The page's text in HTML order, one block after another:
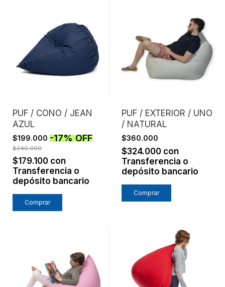
PUF / CONO / JEAN
AZUL
$199.000 -17%OFF
$240.000
$179.100 con
Transferencia o
depósito bancario
PUF / EXTERIOR / UNO
/ NATURAL
$360.000
$324.000 con
Transferencia o
depósito bancario